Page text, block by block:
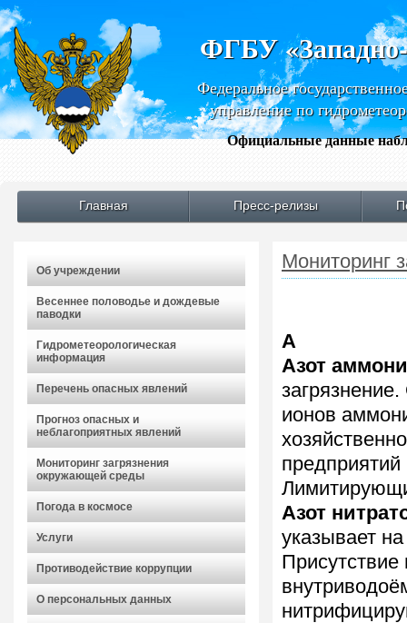
ФГБУ
Федеральное
управление по
Официальные данные
Главная Пресс-релизы
Об учреждении
Весеннее половодье и дождевые
паводки
Гидрометеорологическая
информация
Перечень опасных явлений
Прогноз опасных и
неблагоприятных явлений
Мониторинг загрязнения
окружающей среды
Погода в космосе
Услуги
Противодействие коррупции
О персональных данных
Мониторинг
А
Азот
ионов
Азот
указывает